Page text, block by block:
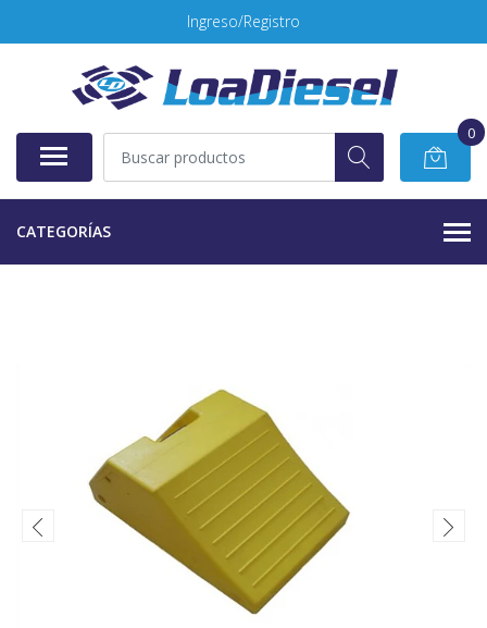
Ingreso/Registro
0
CATEGORÍAS